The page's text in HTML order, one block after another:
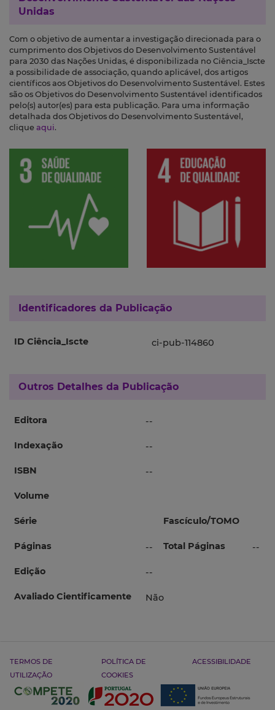
Unidas
Com o objetivo de aumentar a investigação direcionada para o
cumprimento dos Objetivos do Desenvolvimento Sustentável
para 2030 das Nações Unidas, é disponibilizada no Ciência_Iscte
a possibilidade de associação, quando aplicável, dos artigos
científicos aos Objetivos do Desenvolvimento Sustentável. Estes
são os Objetivos do Desenvolvimento Sustentável identificados
pelo(s) autor(es) para esta publicação. Para uma informação
detalhada dos Objetivos do Desenvolvimento Sustentável,
clique aqui.
Identificadores da Publicação
ID Ciência_Iscte ci-pub-114860
Outros Detalhes da Publicação
Editora --
Indexação --
ISBN --
Volume
Série Fascículo/TOMO
Páginas -- Total Páginas --
Edição --
Avaliado Cientificamente Não
TERMOS DE
UTILIZAÇÃO
POLÍTICA DE
COOKIES
ACESSIBILIDADE